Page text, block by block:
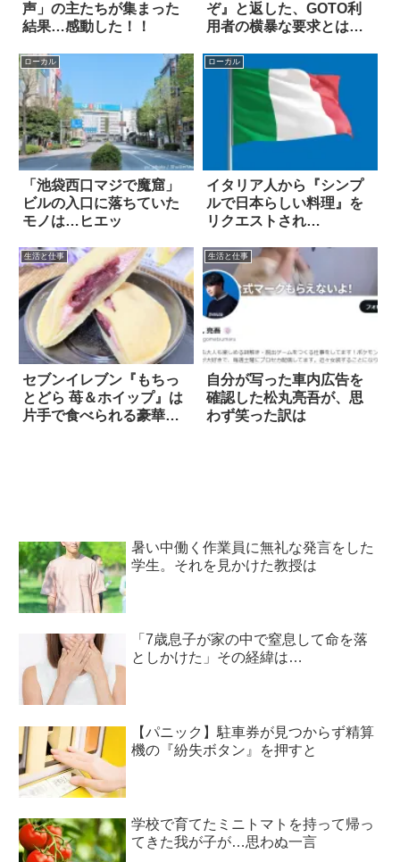
声」の主たちが集まった
結果…感動した！！
ぞ』と返した、GOTO利
用者の横暴な要求とは…
ローカル
「池袋西口マジで魔窟」
ビルの入口に落ちていた
モノは…ヒエッ
ローカル
イタリア人から『シンプ
ルで日本らしい料理』を
リクエストされ…
生活と仕事
セブンイレブン『もちっ
とどら 苺＆ホイップ』は
片手で食べられる豪華パ
生活と仕事
自分が写った車内広告を
確認した松丸亮吾が、思
わず笑った訳は
暑い中働く作業員に無礼な発言をした
学生。それを見かけた教授は
「7歳息子が家の中で窒息して命を落
としかけた」その経緯は…
【パニック】駐車券が見つからず精算
機の『紛失ボタン』を押すと
学校で育てたミニトマトを持って帰っ
てきた我が子が…思わぬ一言